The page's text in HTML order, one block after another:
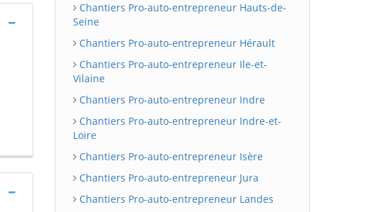
Chantiers Pro-auto-entrepreneur Hauts-de-
Seine
Chantiers Pro-auto-entrepreneur Hérault
Chantiers Pro-auto-entrepreneur Ile-et-
Vilaine
Chantiers Pro-auto-entrepreneur Indre
Chantiers Pro-auto-entrepreneur Indre-et-
Loire
Chantiers Pro-auto-entrepreneur Isère
Chantiers Pro-auto-entrepreneur Jura
Chantiers Pro-auto-entrepreneur Landes